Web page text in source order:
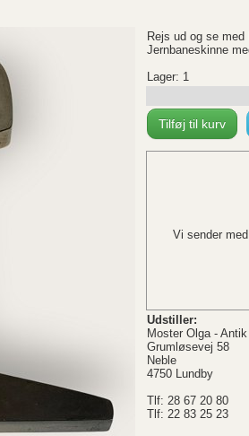
Rejs ud og se
Jernbaneskinne
Lager: 1
Tilføj til kurv
Vi sender
Udstiller:
Moster Olga -
Grumløsevej 58
Neble
4750 Lundby
Tlf: 28 67 20 80
Tlf: 22 83 25 23